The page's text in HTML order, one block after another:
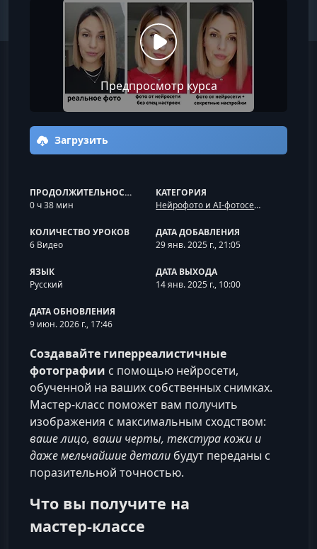
Предпросмотр курса
Загрузить
ПРОДОЛЖИТЕЛЬНОСТЬ
0 ч 38 мин
КАТЕГОРИЯ
Нейрофото и AI-фотосессии
КОЛИЧЕСТВО УРОКОВ
6 Видео
ДАТА ДОБАВЛЕНИЯ
29 янв. 2025 г., 21:05
ЯЗЫК
Русский
ДАТА ВЫХОДА
14 янв. 2025 г., 10:00
ДАТА ОБНОВЛЕНИЯ
9 июн. 2026 г., 17:46
Создавайте гиперреалистичные
фотографии с помощью нейросети,
обученной на ваших собственных снимках.
Мастер-класс поможет вам получить
изображения с максимальным сходством:
ваше лицо, ваши черты, текстура кожи и
даже мельчайшие детали будут переданы с
поразительной точностью.
Что вы получите на
мастер‑классе